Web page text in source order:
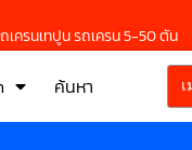
เครนเทปูน รถเครน 5-50 ตัน
ค้นหา